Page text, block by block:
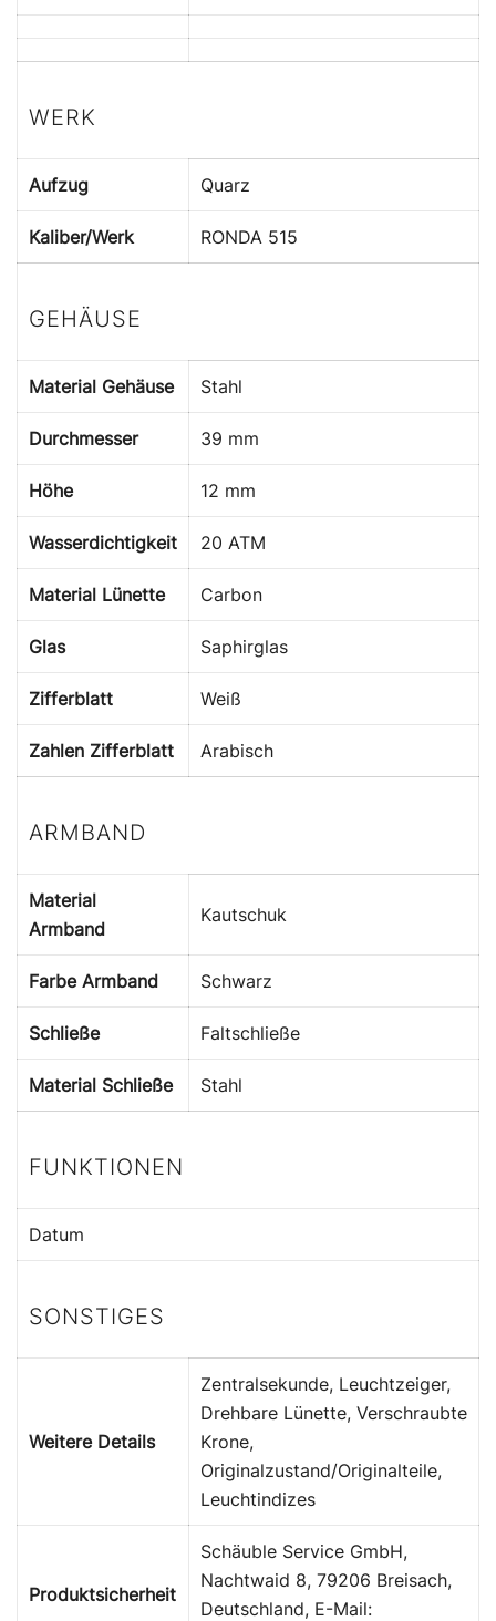
WERK
Aufzug Quarz
Kaliber/Werk RONDA 515
GEHÄUSE
Material Gehäuse Stahl
Durchmesser 39 mm
Höhe 12 mm
Wasserdichtigkeit 20 ATM
Material Lünette Carbon
Glas Saphirglas
Zifferblatt Weiß
Zahlen Zifferblatt Arabisch
ARMBAND
Material
Armband
Kautschuk
Farbe Armband Schwarz
Schließe Faltschließe
Material Schließe Stahl
FUNKTIONEN
Datum
SONSTIGES
Weitere Details
Zentralsekunde, Leuchtzeiger,
Drehbare Lünette, Verschraubte
Krone,
Originalzustand/Originalteile,
Leuchtindizes
Produktsicherheit
Schäuble Service GmbH,
Nachtwaid 8, 79206 Breisach,
Deutschland, E-Mail: